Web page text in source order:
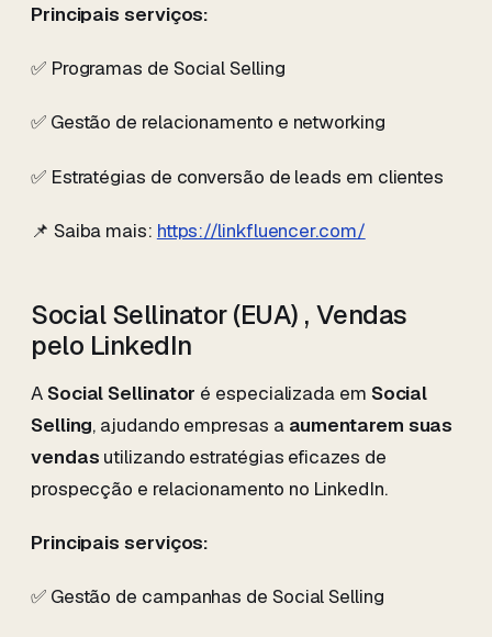
Principais serviços:
✅ Programas de Social Selling
✅ Gestão de relacionamento e networking
✅ Estratégias de conversão de leads em clientes
📌 Saiba mais: https://linkfluencer.com/
Social Sellinator (EUA) , Vendas
pelo LinkedIn
ASocial Sellinator é especializada em Social
Selling, ajudando empresas a aumentarem suas
vendas utilizando estratégias eficazes de
prospecção e relacionamento no LinkedIn.
Principais serviços:
✅ Gestão de campanhas de Social Selling